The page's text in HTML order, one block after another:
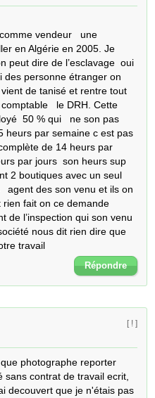
vendeur   une
en Algérie en 2005. Je
peut dire de l’esclavage  oui
des personne étranger on
de tanisé et rentre tout
le DRH. Cette
50 % qui   ne son pas
heurs par semaine c est pas
de 14 heurs par
par jours  son heurs sup
2 boutiques avec un seul
agent des son venu et ils on
fait on ce demande
de l’inspection qui son venu
nous dit rien dire que
travail
Répondre
[ ! ]
photographe reporter
contrat de travail ecrit,
decouvert que je n'étais pas